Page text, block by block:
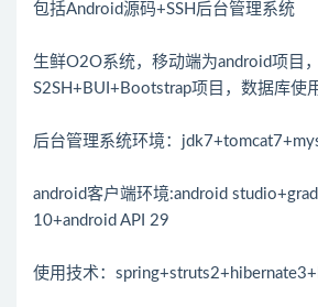
包括Android源码+SSH后台管理系统
生鲜O2O系统，移动端为android项目
S2SH+BUI+Bootstrap项目，数据库使
后台管理系统环境：
android客户端环境:android
10+android API 29
使用技术：